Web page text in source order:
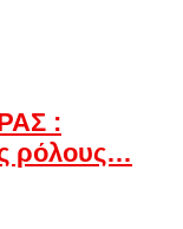
:
ρόλους…